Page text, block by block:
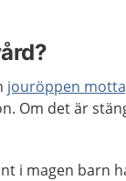
jouröppen
Om det är
i magen barn